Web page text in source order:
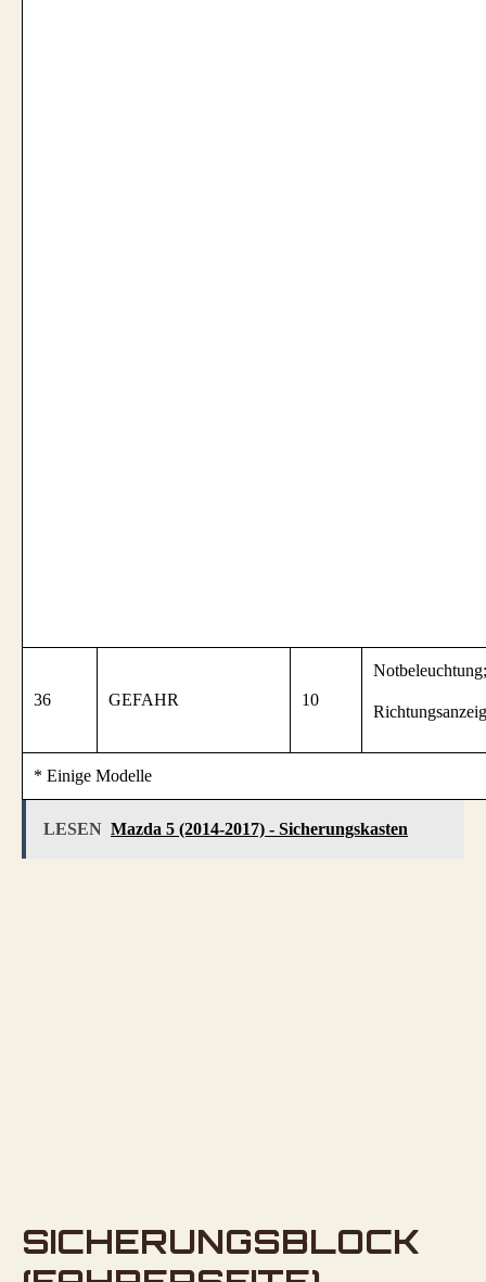
36 GEFAHR 10
Notbeleuchtung;
* Einige Modelle
LESEN Mazda 5 (2014-2017) - Sicherungskasten
SICHERUNGSBLOCK